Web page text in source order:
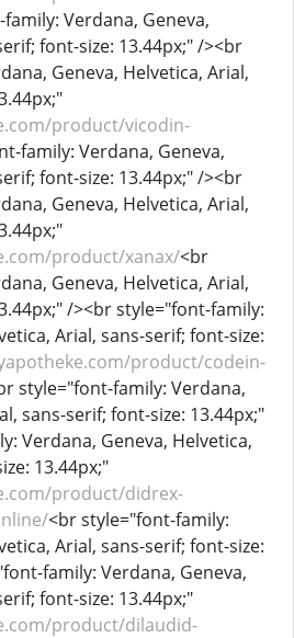
Verdana, Geneva,
font-size: 13.44px;" /><br
Geneva, Helvetica, Arial,
product/vicodin-
family: Verdana, Geneva,
font-size: 13.44px;" /><br
Geneva, Helvetica, Arial,
product/xanax/<br
Geneva, Helvetica, Arial,
/><br style="font-family:
Arial, sans-serif; font-size:
product/codein-
style="font-family: Verdana,
sans-serif; font-size: 13.44px;"
Verdana, Geneva, Helvetica,
13.44px;"
product/didrex-
<br style="font-family:
Arial, sans-serif; font-size:
family: Verdana, Geneva,
font-size: 13.44px;"
product/dilaudid-